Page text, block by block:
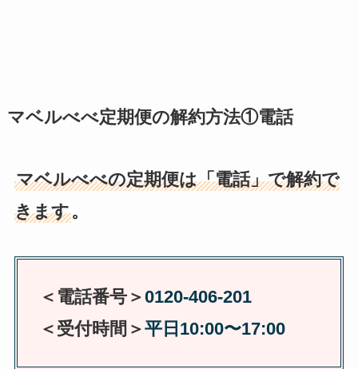
マベルべべ定期便の解約方法①電話
マベルべべの定期便は「電話」で解約で
きます。
＜電話番号＞0120-406-201
＜受付時間＞平日10:00〜17:00